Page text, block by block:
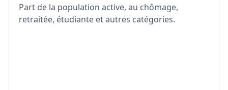
Part de la population active, au chômage,
retraitée, étudiante et autres catégories.